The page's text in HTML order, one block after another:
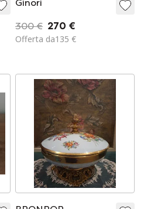
Ginori
300 € 270 €
Offerta da135 €